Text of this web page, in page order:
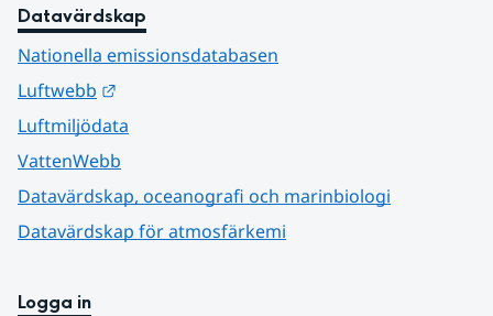
Datavärdskap
Nationella emissionsdatabasen
Luftwebb
Luftmiljödata
VattenWebb
Datavärdskap, oceanografi och marinbiologi
Datavärdskap för atmosfärkemi
Logga in